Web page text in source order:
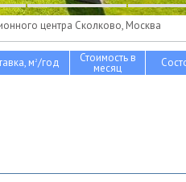
центра Сколково, Москва
м2/год Стоимость в
месяц